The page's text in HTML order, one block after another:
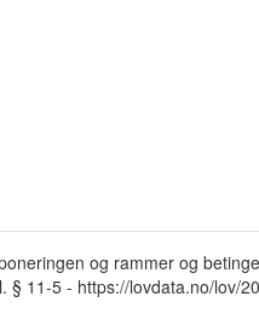
og rammer og
§ 11-5 - https://lovdata.no/lov/